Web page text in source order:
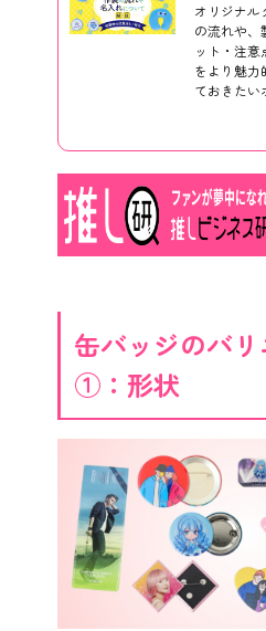
オリジナル
の流れや、
ット・注
をより魅力
ておきたい
缶バッジのバ
①：形状